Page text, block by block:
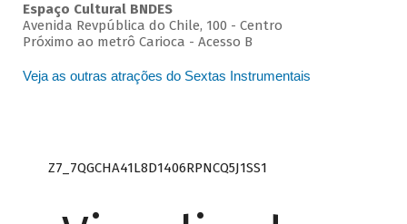
Espaço Cultural BNDES
Avenida Revpública do Chile, 100 - Centro
Próximo ao metrô Carioca - Acesso B
Veja as outras atrações do Sextas Instrumentais
Z7_7QGCHA41L8D1406RPNCQ5J1SS1